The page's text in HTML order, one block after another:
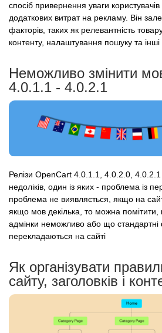
спосіб привернення уваги
додаткових витрат на рекламу. Він
факторів, таких як релевантність
контенту, налаштування пошуку та інші
Неможливо змінити
4.0.1.1 - 4.0.2.1
Релізи OpenCart 4.0.1.1, 4.0.2.0,
недоліків, один із яких - проблема із
проблема не виявляється, якщо на
якщо мов декілька, то можна
адмінки неможливо або що
перекладаються на сайті
Як організувати
сайту, заголовків і